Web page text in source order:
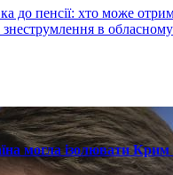
до пенсії: хто може
в
могла ізолювати